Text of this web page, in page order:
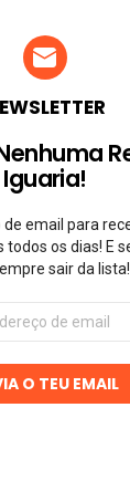
Iguaria!
de email para
todos os dias! E
sair da lista!
O TEU EMAIL